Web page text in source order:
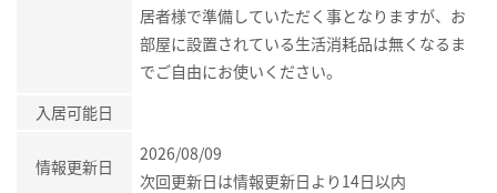
居者様で準備していただく事となりますが、お
部屋に設置されている生活消耗品は無くなるま
でご自由にお使いください。
入居可能日
情報更新日
2026/08/09
次回更新日は情報更新日より14日以内